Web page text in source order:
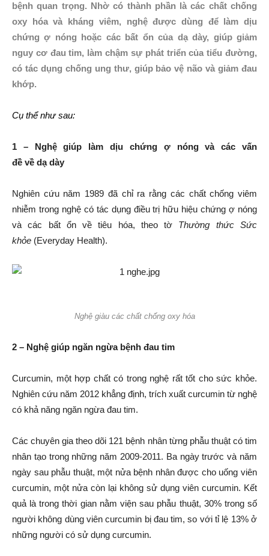
bệnh quan trọng. Nhờ có thành phần là các chất chống
oxy hóa và kháng viêm, nghệ được dùng để làm dịu
chứng ợ nóng hoặc các bất ổn của dạ dày, giúp giảm
nguy cơ đau tim, làm chậm sự phát triển của tiểu đường,
có tác dụng chống ung thư, giúp bảo vệ não và giảm đau
khớp.
Cụ thể như sau:
1 – Nghệgiúp làm dịu chứng ợnóng và các vấn
đề về dạdày
Nghiên cứu năm 1989 đã chỉ ra rằng các chất chống viêm
nhiễm trong nghệ có tác dụng điều trị hữu hiệu chứng ợ nóng
và các bất ổn về tiêu hóa, theo tờ Thường thức Sức
khỏe (Everyday Health).
Nghệ giàu các chất chống oxy hóa
2 – Nghệ giúp ngăn ngừa bệnh đau tim
Curcumin, một hợp chất có trong nghệ rất tốt cho sức khỏe.
Nghiên cứu năm 2012 khẳng định, trích xuất curcumin từ nghệ
có khả năng ngăn ngừa đau tim.
Các chuyên gia theo dõi 121 bệnh nhân từng phẫu thuật có tim
nhân tạo trong những năm 2009-2011. Ba ngày trước và năm
ngày sau phẫu thuật, một nửa bệnh nhân được cho uống viên
curcumin, một nửa còn lại không sử dụng viên curcumin. Kết
quả là trong thời gian nằm viện sau phẫu thuật, 30% trong số
người không dùng viên curcumin bị đau tim, so với tỉ lệ 13% ở
những người có sử dụng curcumin.